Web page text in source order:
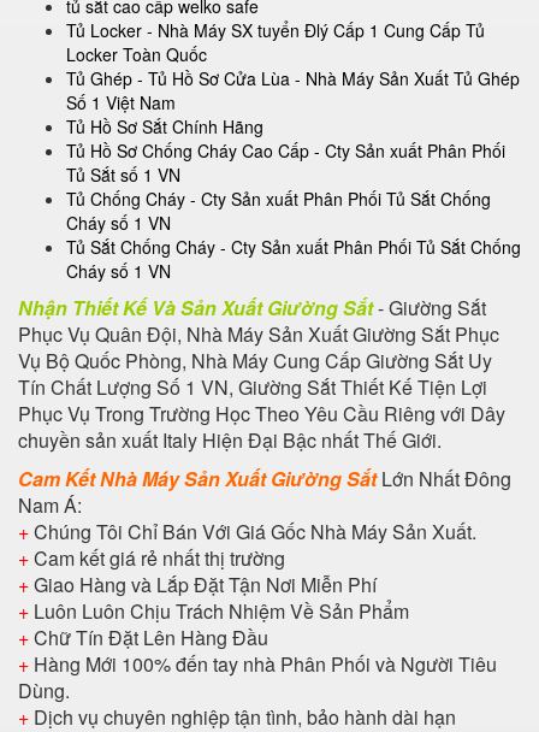
tủ sắt cao cấp welko safe
Tủ Locker - Nhà Máy SX tuyển Đlý Cấp 1 Cung Cấp Tủ
Locker Toàn Quốc
Tủ Ghép - Tủ Hồ Sơ Cửa Lùa - Nhà Máy Sản Xuất Tủ Ghép
Số 1 Việt Nam
Tủ Hồ Sơ Sắt Chính Hãng
Tủ Hồ Sơ Chống Cháy Cao Cấp - Cty Sản xuất Phân Phối
Tủ Sắt số 1 VN
Tủ Chống Cháy - Cty Sản xuất Phân Phối Tủ Sắt Chống
Cháy số 1 VN
Tủ Sắt Chống Cháy - Cty Sản xuất Phân Phối Tủ Sắt Chống
Cháy số 1 VN
Nhận Thiết Kế Và Sản Xuất Giường Sắt- Giường Sắt
Phục Vụ Quân Đội, Nhà Máy Sản Xuất Giường Sắt Phục
Vụ Bộ Quốc Phòng, Nhà Máy Cung Cấp Giường Sắt Uy
Tín Chất Lượng Số 1 VN, Giường Sắt Thiết Kế Tiện Lợi
Phục Vụ Trong Trường Học Theo Yêu Cầu Riêng với Dây
chuyền sản xuất Italy Hiện Đại Bậc nhất Thế Giới.
Cam Kết Nhà Máy Sản Xuất Giường SắtLớn Nhất Đông
Nam Á:
+Chúng Tôi Chỉ Bán Với Giá Gốc Nhà Máy Sản Xuất.
+Cam kết giá rẻ nhất thị trường
+Giao Hàng và Lắp Đặt Tận Nơi Miễn Phí
+ Luôn Luôn Chịu Trách Nhiệm Về Sản Phẩm
+Chữ Tín Đặt Lên Hàng Đầu
+ Hàng Mới 100% đến tay nhà Phân Phối và Người Tiêu
Dùng.
+ Dịch vụ chuyên nghiệp tận tình, bảo hành dài hạn